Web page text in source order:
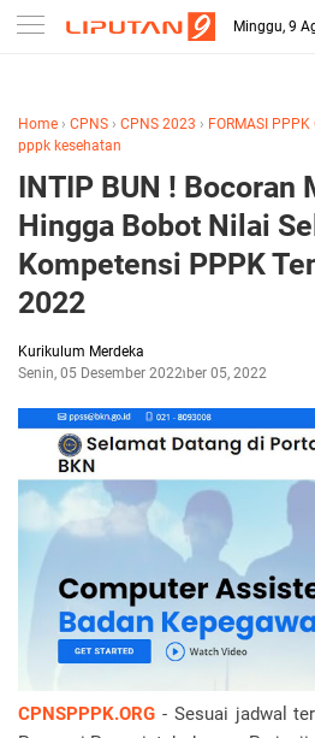
-->
Minggu, 9
Home › CPNS › CPNS 2023 › FORMASI PPPK
pppk kesehatan
INTIP BUN ! Bocoran
Hingga Bobot Nilai
Kompetensi PPPK
2022
Kurikulum Merdeka
Senin, 05 Desember 2022Desember 05, 2022
CPNSPPPK.ORG - Sesuai jadwal